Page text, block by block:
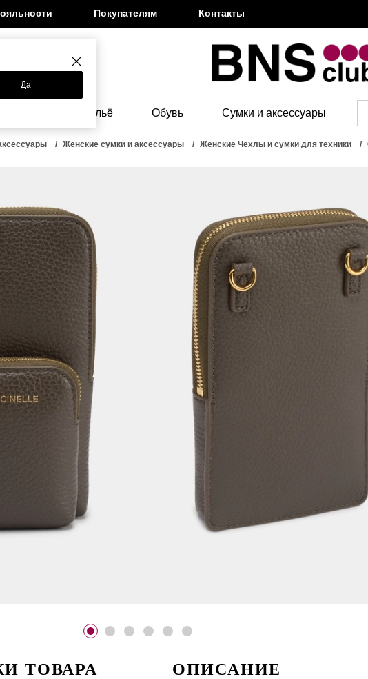
Да
Покупателям Контакты
Бельё Обувь Сумки и аксессуары
Женские сумки и аксессуары Женские Чехлы и сумки для техники
ТОВАРА ОПИСАНИЕ